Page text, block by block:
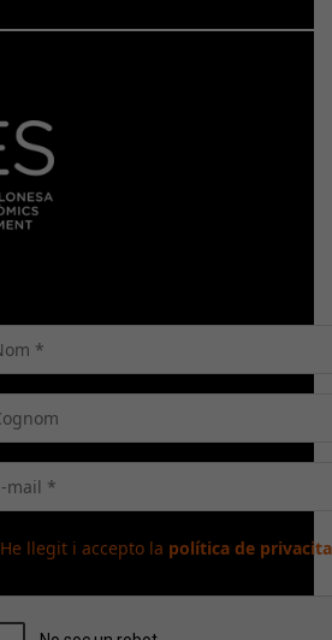
He llegit i accepto la política de